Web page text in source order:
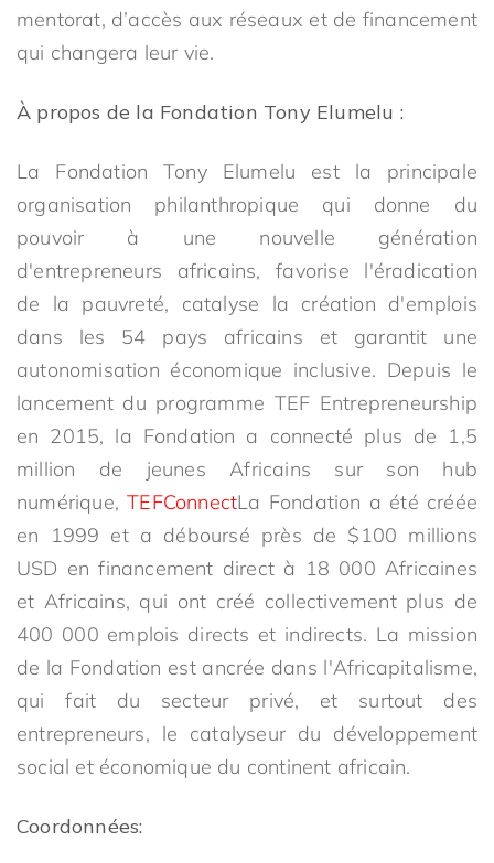
mentorat, d’accès aux réseaux et de financement
qui changera leur vie.
À propos de la Fondation Tony Elumelu :
La Fondation Tony Elumelu est la principale
organisation philanthropique qui donne du
pouvoir à une nouvelle génération
d'entrepreneurs africains, favorise l'éradication
de la pauvreté, catalyse la création d'emplois
dans les 54 pays africains et garantit une
autonomisation économique inclusive. Depuis le
lancement du programme TEF Entrepreneurship
en 2015, la Fondation a connecté plus de 1,5
million de jeunes Africains sur son hub
numérique,TEFConnectLa Fondation a été créée
en 1999 et a déboursé près de $100 millions
USD en financement direct à 18 000 Africaines
et Africains, qui ont créé collectivement plus de
400 000 emplois directs et indirects. La mission
de la Fondation est ancrée dans l'Africapitalisme,
qui fait du secteur privé, et surtout des
entrepreneurs, le catalyseur du développement
social et économique du continent africain.
Coordonnées: